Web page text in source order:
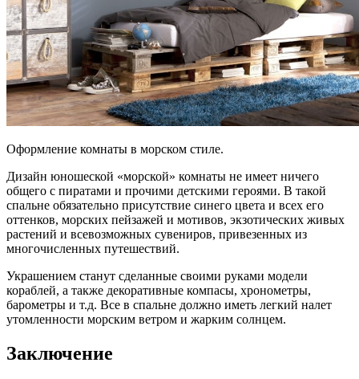
Оформление комнаты в морском стиле.
Дизайн юношеской «морской» комнаты не имеет ничего
общего с пиратами и прочими детскими героями. В такой
спальне обязательно присутствие синего цвета и всех его
оттенков, морских пейзажей и мотивов, экзотических живых
растений и всевозможных сувениров, привезенных из
многочисленных путешествий.
Украшением станут сделанные своими руками модели
кораблей, а также декоративные компасы, хронометры,
барометры и т.д. Все в спальне должно иметь легкий налет
утомленности морским ветром и жарким солнцем.
Заключение